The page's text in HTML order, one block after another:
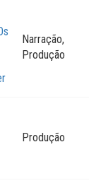
Narração,
Produção
Produção